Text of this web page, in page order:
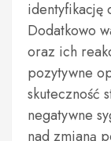
identyfikację
Dodatkowo
oraz ich
pozytywne
skuteczność
negatywne
nad zmianą